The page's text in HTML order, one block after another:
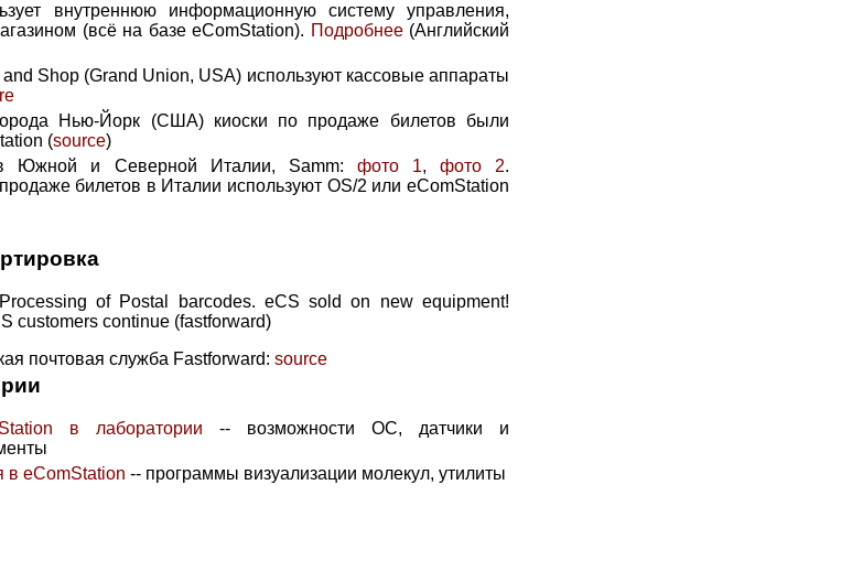
внутреннюю информационную систему управления,
(всё на базе eComStation). Подробнее(Английский
Shop (Grand Union, USA) используют кассовые аппараты
Нью-Йорк (США) киоски по продаже билетов были
(source)
Южной и Северной Италии, Samm: фото 1, фото 2.
билетов в Италии используют OS/2 или eComStation
of Postal barcodes. eCS sold on new equipment!
customers continue (fastforward)
почтовая служба Fastforward: source
в лаборатории -- возможности ОС, датчики и
в eComStation -- программы визуализации молекул, утилиты